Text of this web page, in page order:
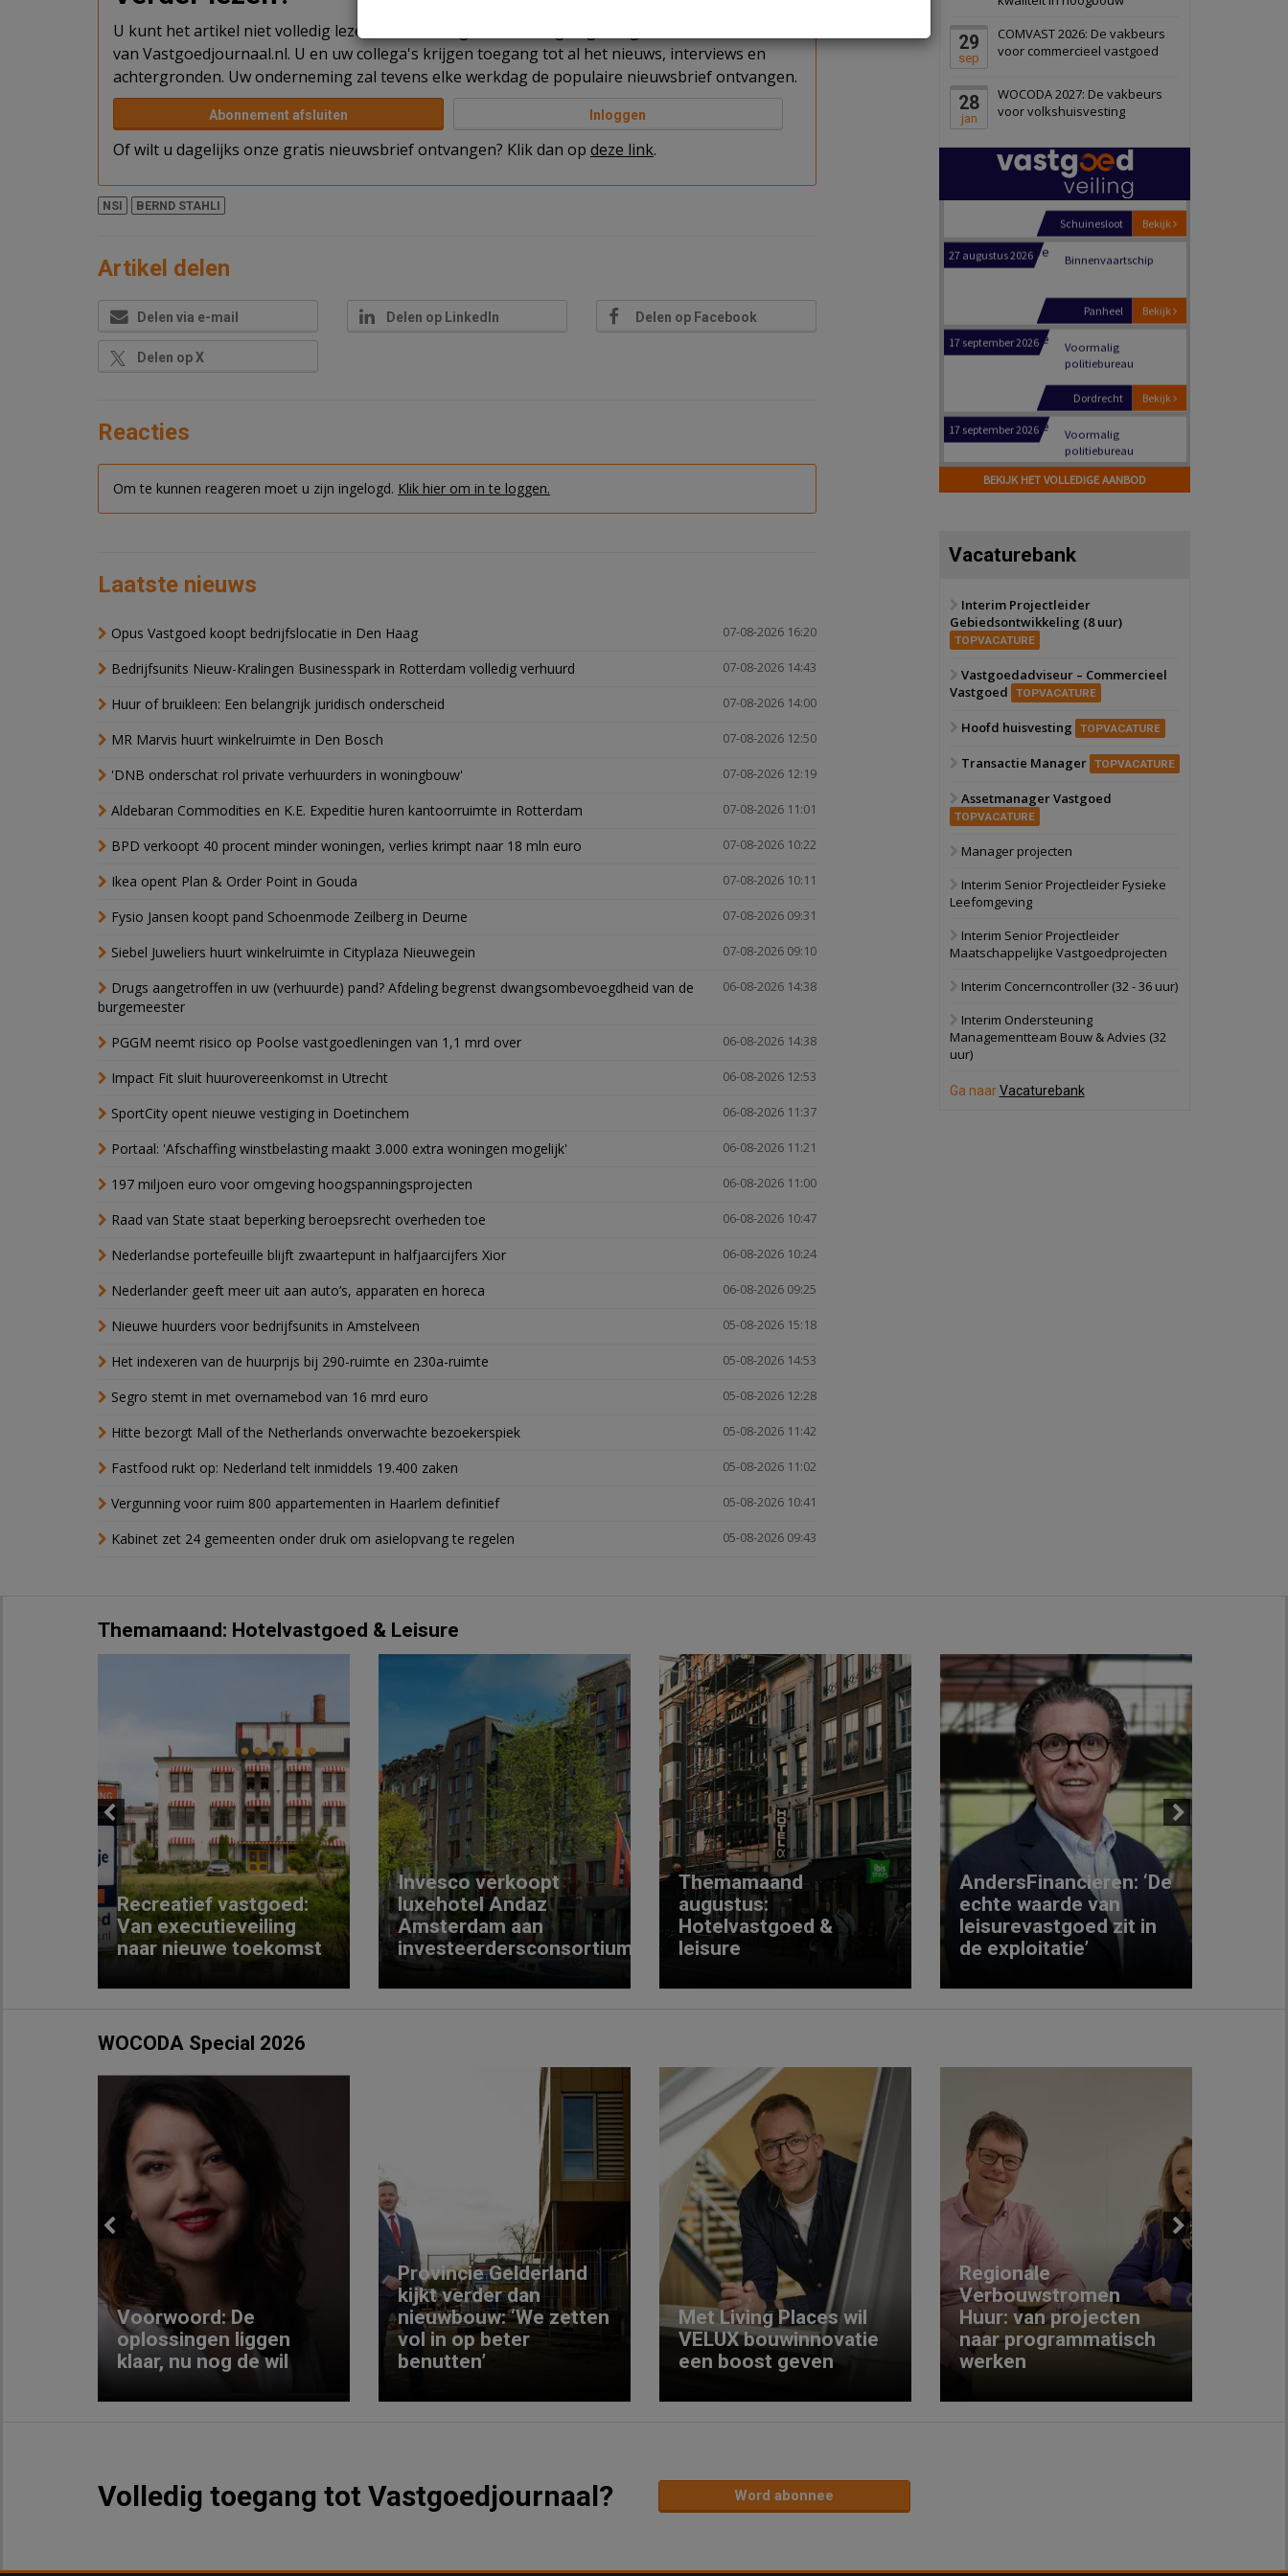
U kunt het artikel niet volledig lezen omdat u nog niet bent ingelogd. Log in of word abonnee
van Vastgoedjournaal.nl. U en uw collega's krijgen toegang tot al het nieuws, interviews en
achtergronden. Uw onderneming zal tevens elke werkdag de populaire nieuwsbrief ontvangen.
Abonnement afsluiten Inloggen
Of wilt u dagelijks onze gratis nieuwsbrief ontvangen? Klik dan op deze link.
NSI BERND STAHLI
Artikel delen
Delen via e-mail Delen op LinkedIn Delen op Facebook
Delen op X
Reacties
Om te kunnen reageren moet u zijn ingelogd. Klik hier om in te loggen.
Laatste nieuws
07-08-2026 16:20
Opus Vastgoed koopt bedrijfslocatie in Den Haag
07-08-2026 14:43
Bedrijfsunits Nieuw-Kralingen Businesspark in Rotterdam volledig verhuurd
07-08-2026 14:00
Huur of bruikleen: Een belangrijk juridisch onderscheid
07-08-2026 12:50
MR Marvis huurt winkelruimte in Den Bosch
07-08-2026 12:19
'DNB onderschat rol private verhuurders in woningbouw'
07-08-2026 11:01
Aldebaran Commodities en K.E. Expeditie huren kantoorruimte in Rotterdam
07-08-2026 10:22
BPD verkoopt 40 procent minder woningen, verlies krimpt naar 18 mln euro
07-08-2026 10:11
Ikea opent Plan & Order Point in Gouda
07-08-2026 09:31
Fysio Jansen koopt pand Schoenmode Zeilberg in Deurne
07-08-2026 09:10
Siebel Juweliers huurt winkelruimte in Cityplaza Nieuwegein
06-08-2026 14:38
Drugs aangetroffen in uw (verhuurde) pand? Afdeling begrenst dwangsombevoegdheid van de
burgemeester
06-08-2026 14:38
PGGM neemt risico op Poolse vastgoedleningen van 1,1 mrd over
06-08-2026 12:53
Impact Fit sluit huurovereenkomst in Utrecht
06-08-2026 11:37
SportCity opent nieuwe vestiging in Doetinchem
06-08-2026 11:21
Portaal: 'Afschaffing winstbelasting maakt 3.000 extra woningen mogelijk'
06-08-2026 11:00
197 miljoen euro voor omgeving hoogspanningsprojecten
06-08-2026 10:47
Raad van State staat beperking beroepsrecht overheden toe
06-08-2026 10:24
Nederlandse portefeuille blijft zwaartepunt in halfjaarcijfers Xior
06-08-2026 09:25
Nederlander geeft meer uit aan auto’s, apparaten en horeca
05-08-2026 15:18
Nieuwe huurders voor bedrijfsunits in Amstelveen
05-08-2026 14:53
Het indexeren van de huurprijs bij 290-ruimte en 230a-ruimte
05-08-2026 12:28
Segro stemt in met overnamebod van 16 mrd euro
05-08-2026 11:42
Hitte bezorgt Mall of the Netherlands onverwachte bezoekerspiek
05-08-2026 11:02
Fastfood rukt op: Nederland telt inmiddels 19.400 zaken
05-08-2026 10:41
Vergunning voor ruim 800 appartementen in Haarlem definitief
05-08-2026 09:43
Kabinet zet 24 gemeenten onder druk om asielopvang te regelen
29
sep
COMVAST 2026: De vakbeurs
voor commercieel vastgoed
28
jan
WOCODA 2027: De vakbeurs
voor volkshuisvesting
Schiedam
22 september 2026 Attractiepark
Bekijk
Oranje
28 september 2026
bedrijventerrein
Schuinesloot
Binnenvaartschip
Voormalig
politiebureau
Dordrecht
Voormalig
politiebureau
Hilversum
17 september 2026
Voormalig
Zwanenburg
6 oktober 2026
Oranje
28 september 2026
bedrijventerrein
Bekijk
Schuinesloot
politiebureau
17 september 2026
Voormalig
BEKIJK HET VOLLEDIGE AANBOD
Vacaturebank
Interim Projectleider
Gebiedsontwikkeling (8 uur)
TOPVACATURE
Vastgoedadviseur – Commercieel
Vastgoed
TOPVACATURE
Hoofd huisvesting TOPVACATURE
Transactie Manager TOPVACATURE
Assetmanager Vastgoed
TOPVACATURE
Manager projecten
Interim Senior Projectleider Fysieke
Leefomgeving
Interim Senior Projectleider
Maatschappelijke Vastgoedprojecten
Interim Concerncontroller (32 - 36 uur)
Interim Ondersteuning
Managementteam Bouw & Advies (32
uur)
Ga naarVacaturebank
Themamaand: Hotelvastgoed & Leisure
Previous
Recreatief vastgoed:
Van executieveiling
naar nieuwe toekomst
Invesco verkoopt
luxehotel Andaz
Amsterdam aan
investeerdersconsortium
Themamaand
augustus:
Hotelvastgoed &
leisure
AndersFinancieren: ‘De
echte waarde van
leisurevastgoed zit in
de exploitatie’
Next
WOCODA Special 2026
Previous
Voorwoord: De
oplossingen liggen
klaar, nu nog de wil
Provincie Gelderland
kijkt verder dan
nieuwbouw: ‘We zetten
vol in op beter
benutten’
Met Living Places wil
VELUX bouwinnovatie
een boost geven
Regionale
Verbouwstromen
Huur: van projecten
naar programmatisch
werken
Next
Volledig toegang tot Vastgoedjournaal? Word abonnee